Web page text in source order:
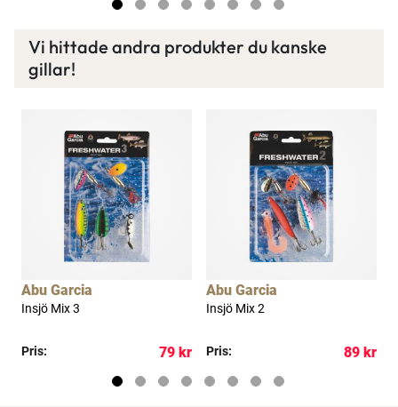
Vi hittade andra produkter du kanske
gillar!
Abu Garcia
Insjö Mix 3
Pris: 79 kr
Abu Garcia
Insjö Mix 2
Pris: 89 kr